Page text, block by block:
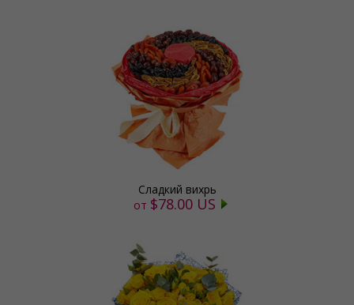
Сладкий вихрь
от $78.00 US